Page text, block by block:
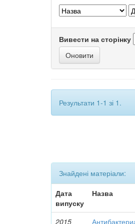
Вивести на сторінку
Результати 1-1 зі 1.
Знайдені матеріали:
Дата
випуску
Назва
2015